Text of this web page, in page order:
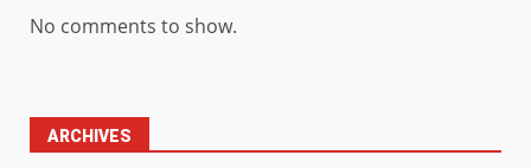
No comments to show.
ARCHIVES